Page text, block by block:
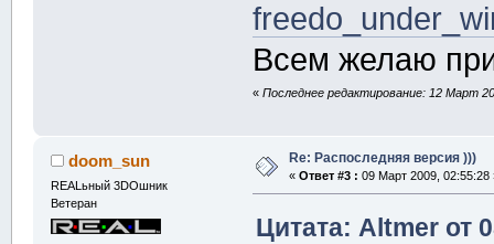
Всем желаю
«Последнее редактирование: 12 Март
doom_sun
REALьный 3DOшник
Ветеран
Re: Распоследняя версия )))
« Ответ #3 : 09 Март 2009, 02:55:28
Цитата: Altmer от